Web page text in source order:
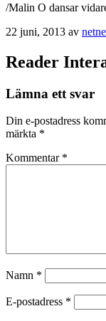
/Malin O dansar
22 juni, 2013 av
Reader
Lämna ett svar
Din e-postadress
märkta *
Kommentar *
Namn *
E-postadress *